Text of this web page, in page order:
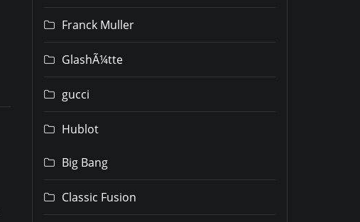
Franck Muller
GlashÃ¼tte
gucci
Hublot
Big Bang
Classic Fusion